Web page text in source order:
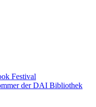
Festival
der DAI Bibliothek